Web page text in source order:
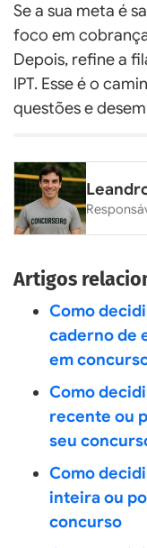
Se a sua meta é
foco em
Depois, refine a
IPT. Esse é o
questões e
Artigos
Como
caderno de
em
Como
recente ou
seu
Como
inteira ou
concurso